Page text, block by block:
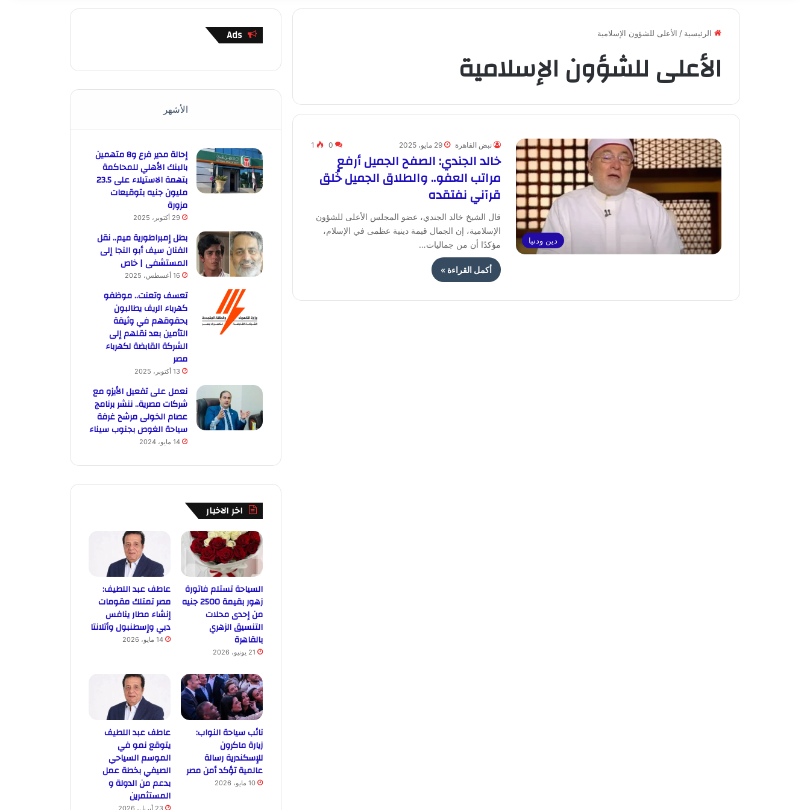
الرئيسية / الأعلى للشؤون الإسلامية
الأعلى للشؤون الإسلامية
دين ودنيا
نبض القاهرة 29 مايو، 2025 0
1
خالد الجندي: الصفح الجميل أرفع
مراتب العفو.. والطلاق الجميل خُلق
قرآني نفتقده
قال الشيخ خالد الجندي، عضو المجلس الأعلى للشؤون
الإسلامية، إن الجمال قيمة دينية عظمى في الإسلام،
مؤكدًا أن من جماليات…
أكمل القراءة »
Ads
الأشهر
إحالة مدير فرع و8 متهمين
بالبنك الأهلي للمحاكمة
بتهمة الاستيلاء على 23.5
مليون جنيه بتوقيعات
مزورة
29 أكتوبر، 2025
بطل إمبراطورية ميم.. نقل
الفنان سيف أبو النجا إلى
المستشفى | خاص
16 أغسطس، 2025
تعسف وتعنت.. موظفو
كهرباء الريف يطالبون
بحقوقهم في وثيقة
التأمين بعد نقلهم إلى
الشركة القابضة لكهرباء
مصر
13 أكتوبر، 2025
نعمل على تفعيل الأيزو مع
شركات مصرية.. ننشر برنامج
عصام الخولى مرشح غرفة
سياحة الغوص بجنوب سيناء
14 مايو، 2024
اخر الاخبار
السياحة تستلم فاتورة
زهور بقيمة 2500 جنيه
من إحدى محلات
التنسيق الزهري
بالقاهرة
21 يونيو، 2026
عاطف عبد اللطيف:
مصر تمتلك مقومات
إنشاء مطار ينافس
دبي وإسطنبول وأتلانتا
14 مايو، 2026
نائب سياحة النواب:
زيارة ماكرون
للإسكندرية رسالة
عالمية تؤكد أمن مصر
10 مايو، 2026
عاطف عبد اللطيف
يتوقع نمو في
الموسم السياحي
الصيفي بخطة عمل
بدعم من الدولة و
المستثمرين
23 أبريل، 2026